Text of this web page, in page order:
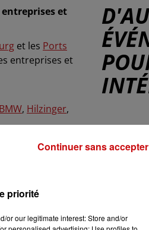
entreprises et
et les Ports
entreprises et
BMW, Hilzinger,
cuves de
priorité
or our legitimate interest: Store and/or
Continuer sans accepter